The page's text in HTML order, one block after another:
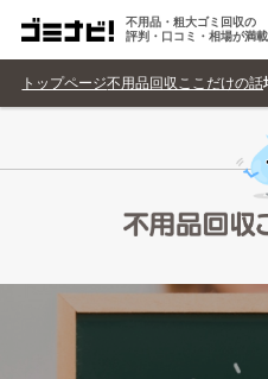
不用品・粗大ゴミ回収の
評判・口コミ・相場が満載
トップページ不用品回収ここだけの話